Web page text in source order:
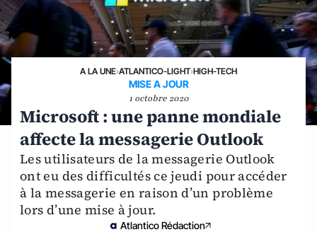
A LA UNE›ATLANTICO-LIGHT›HIGH-TECH
MISE A JOUR
1 octobre 2020
Microsoft : une panne mondiale
affecte la messagerie Outlook
Les utilisateurs de la messagerie Outlook
ont eu des difficultés ce jeudi pour accéder
à la messagerie en raison d’un problème
lors d’une mise à jour.
Atlantico Rédaction